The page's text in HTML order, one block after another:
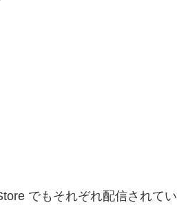
でもそれぞれ配信されてい